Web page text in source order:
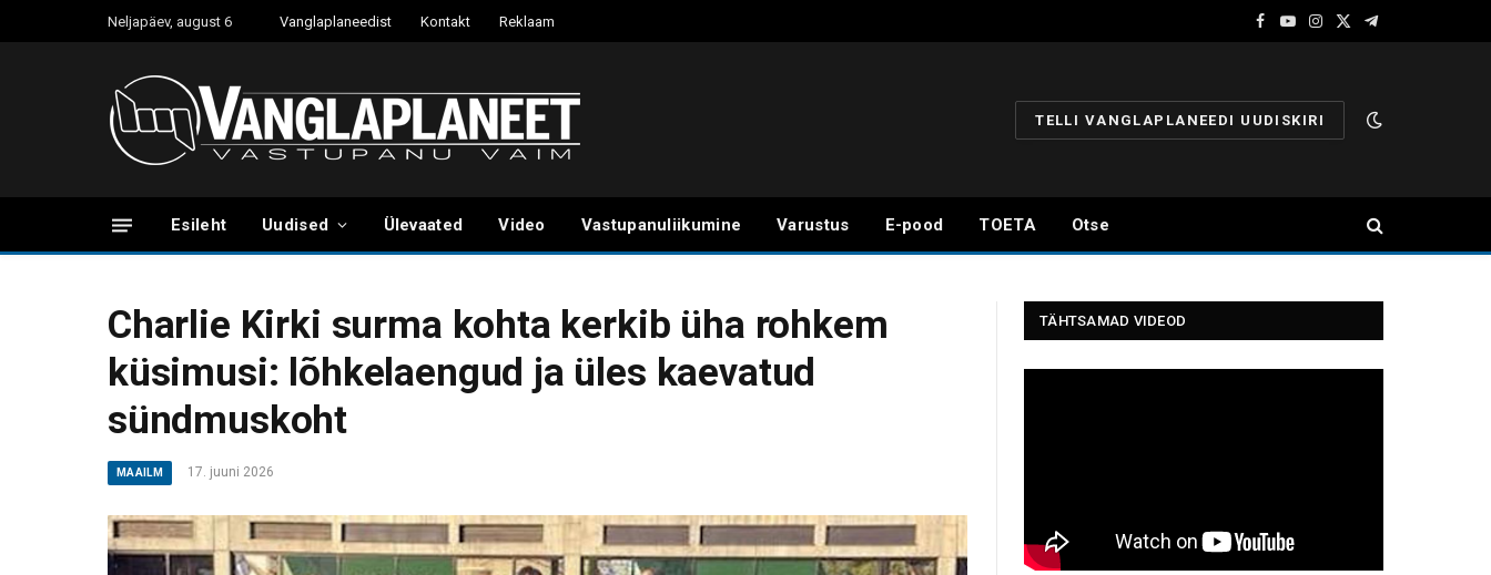
Neljapäev, august 6 Vanglaplaneedist Kontakt Reklaam
Facebook
YouTube
Instagram
X
Telegram
TELLI VANGLAPLANEEDI UUDISKIRI
Esileht Uudised Ülevaated Video Vastupanuliikumine Varustus E-pood TOETA Otse
Charlie Kirki surma kohta kerkib üha rohkem
küsimusi: lõhkelaengud ja üles kaevatud
sündmuskoht
MAAILM 17. juuni 2026
TÄHTSAMAD VIDEOD